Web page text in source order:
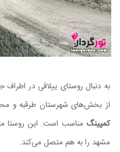
به دنبال روستای ییلاقی در
از بخش‌های شهرستان طرقبه و
کمپینگ مناسب است. این روستا
مشهد را به هم متصل می‌کند.